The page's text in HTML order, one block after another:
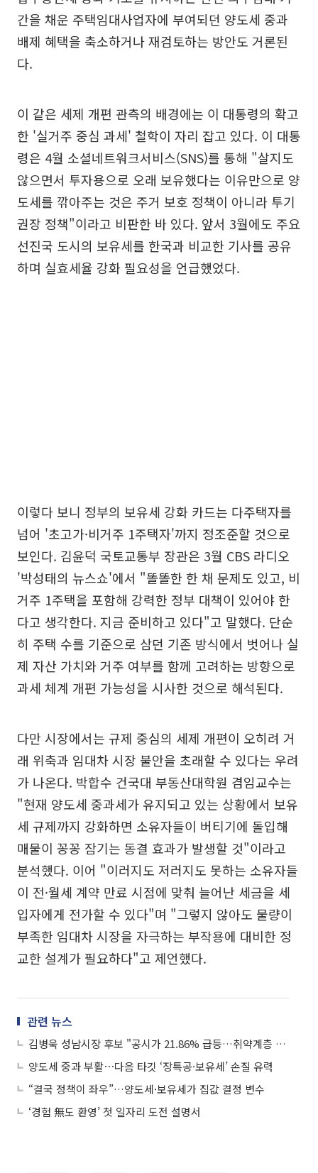
간을 채운 주택임대사업자에 부여되던 양도세 중과
배제 혜택을 축소하거나 재검토하는 방안도 거론된
다.
이 같은 세제 개편 관측의 배경에는 이 대통령의 확고
한 '실거주 중심 과세' 철학이 자리 잡고 있다. 이 대통
령은 4월 소셜네트워크서비스(SNS)를 통해 "살지도
않으면서 투자용으로 오래 보유했다는 이유만으로 양
도세를 깎아주는 것은 주거 보호 정책이 아니라 투기
권장 정책"이라고 비판한 바 있다. 앞서 3월에도 주요
선진국 도시의 보유세를 한국과 비교한 기사를 공유
하며 실효세율 강화 필요성을 언급했었다.
이렇다 보니 정부의 보유세 강화 카드는 다주택자를
넘어 '초고가·비거주 1주택자'까지 정조준할 것으로
보인다. 김윤덕 국토교통부 장관은 3월 CBS 라디오
'박성태의 뉴스쇼'에서 "똘똘한 한 채 문제도 있고, 비
거주 1주택을 포함해 강력한 정부 대책이 있어야 한
다고 생각한다. 지금 준비하고 있다"고 말했다. 단순
히 주택 수를 기준으로 삼던 기존 방식에서 벗어나 실
제 자산 가치와 거주 여부를 함께 고려하는 방향으로
과세 체계 개편 가능성을 시사한 것으로 해석된다.
다만 시장에서는 규제 중심의 세제 개편이 오히려 거
래 위축과 임대차 시장 불안을 초래할 수 있다는 우려
가 나온다. 박합수 건국대 부동산대학원 겸임교수는
"현재 양도세 중과세가 유지되고 있는 상황에서 보유
세 규제까지 강화하면 소유자들이 버티기에 돌입해
매물이 꽁꽁 잠기는 동결 효과가 발생할 것"이라고
분석했다. 이어 "이러지도 저러지도 못하는 소유자들
이 전·월세 계약 만료 시점에 맞춰 늘어난 세금을 세
입자에게 전가할 수 있다"며 "그렇지 않아도 물량이
부족한 임대차 시장을 자극하는 부작용에 대비한 정
교한 설계가 필요하다"고 제언했다.
관련 뉴스
김병욱 성남시장 후보 "공시가 21.86% 급등…취약계층 재산세 한시 감면 추진"
양도세 중과 부활⋯다음 타깃 ‘장특공·보유세’ 손질 유력
“결국 정책이 좌우”…양도세·보유세가 집값 결정 변수
‘경험 無도 환영’ 첫 일자리 도전 설명서